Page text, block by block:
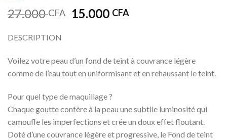
27.000CFA
Le
27.000 CFA.
15.000 CFALe
15.000 CFA.
DESCRIPTION
Voilez votre peau d’un fond de teint à couvrance légère
comme de l’eau tout en uniformisant et en rehaussant le teint.
Pour quel type de maquillage ?
Chaque goutte confère à la peau une subtile luminosité qui
camoufle les imperfections et crée un doux effet floutant.
Doté d’une couvrance légère et progressive, le Fond de teint